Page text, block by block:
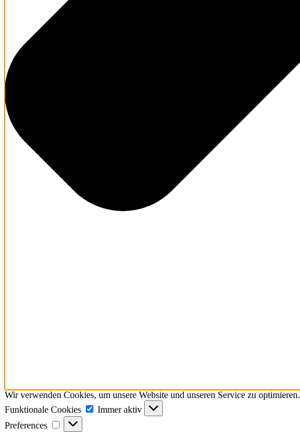
Wir verwenden Cookies, um unsere Website und unseren Service zu optimieren.
Funktionale Cookies
Funktionale
Cookies
Immer aktiv
Preferences
Preferences